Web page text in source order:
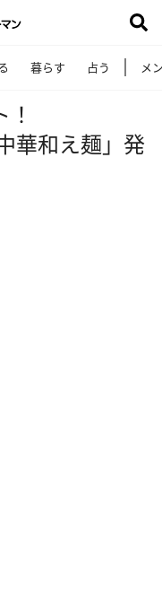
暮らす 占う メ
！
華和え麺」発